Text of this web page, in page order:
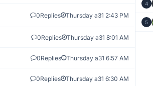
0Replies Thursday a31 2:43 PM
0Replies Thursday a31 8:01 AM
0Replies Thursday a31 6:57 AM
0Replies Thursday a31 6:30 AM
4
5